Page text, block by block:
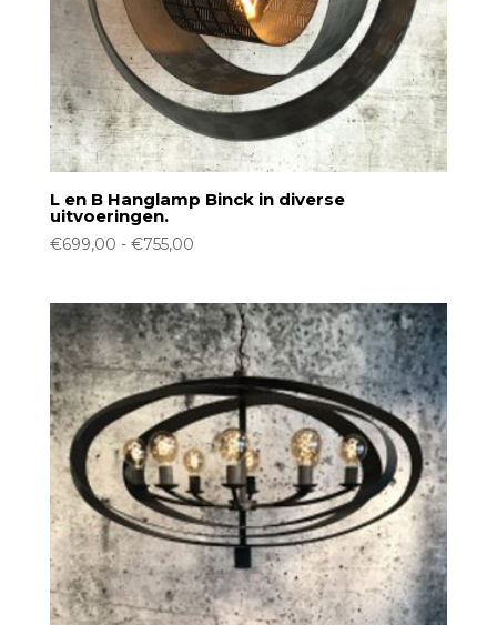
L en B Hanglamp Binck in diverse
uitvoeringen.
€699,00 - €755,00Prijsklasse:
€755,00